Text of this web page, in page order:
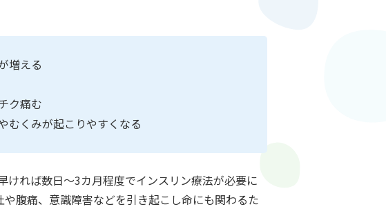
増える
ク痛む
むくみが起こりやすくなる
れば数日～3カ月程度でインスリン療法が必要に
腹痛、意識障害などを引き起こし命にも関わるた